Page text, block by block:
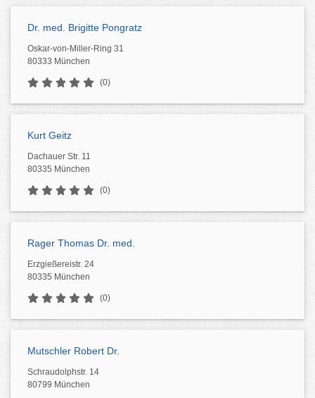
Dr. med. Brigitte Pongratz
Oskar-von-Miller-Ring 31
80333 München
(0)
Kurt Geitz
Dachauer Str. 11
80335 München
(0)
Rager Thomas Dr. med.
Erzgießereistr. 24
80335 München
(0)
Mutschler Robert Dr.
Schraudolphstr. 14
80799 München